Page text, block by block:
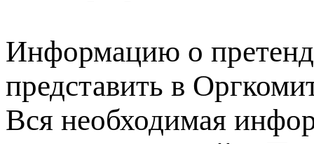
Информацию о
представить в
Вся необходимая